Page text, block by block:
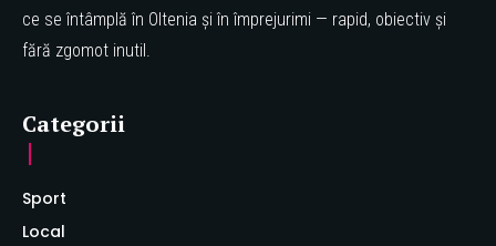
ce se întâmplă în Oltenia și în împrejurimi — rapid, obiectiv și
fără zgomot inutil.
Categorii
Sport
Local